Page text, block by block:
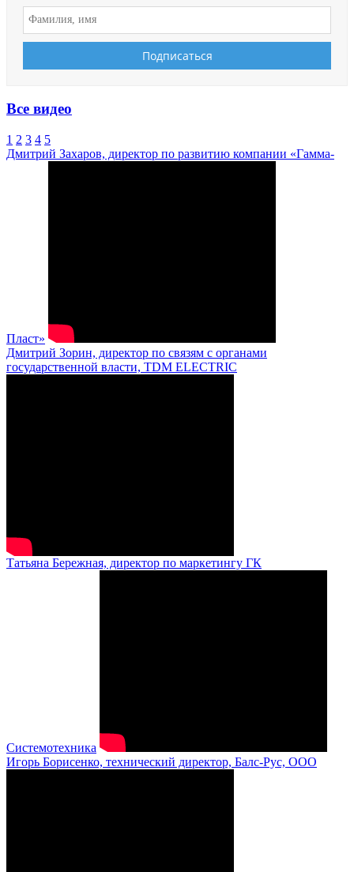
Все видео
1 2 3 4 5
Дмитрий Захаров, директор по развитию компании «Гамма-
Пласт»
Дмитрий Зорин, директор по связям с органами
государственной власти, TDM ELECTRIC
Татьяна Бережная, директор по маркетингу ГК
Системотехника
Игорь Борисенко, технический директор, Балс-Рус, ООО